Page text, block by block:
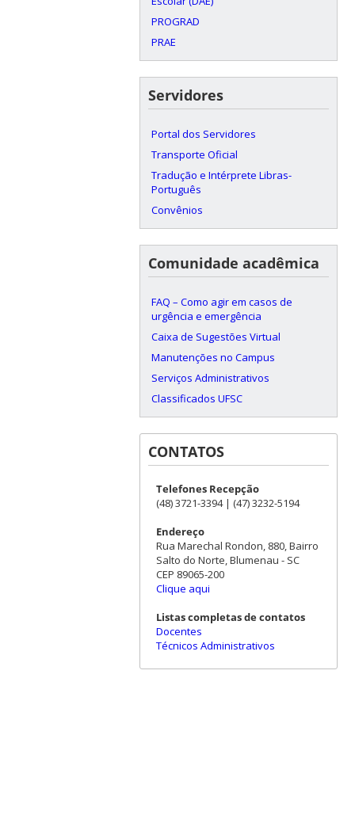
PROGRAD
PRAE
Servidores
Portal dos Servidores
Transporte Oficial
Tradução e Intérprete Libras-
Português
Convênios
Comunidade acadêmica
FAQ – Como agir em casos de
urgência e emergência
Caixa de Sugestões Virtual
Manutenções no Campus
Serviços Administrativos
Classificados UFSC
CONTATOS
Telefones Recepção
(48) 3721-3394 | (47) 3232-5194
Endereço
Rua Marechal Rondon, 880, Bairro
Salto do Norte, Blumenau - SC
CEP 89065-200
Clique aqui
Listas completas de contatos
Docentes
Técnicos Administrativos